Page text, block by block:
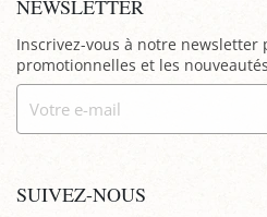
NEWSLETTER
Inscrivez-vous à notre newsletter
promotionnelles et les
SUIVEZ-NOUS